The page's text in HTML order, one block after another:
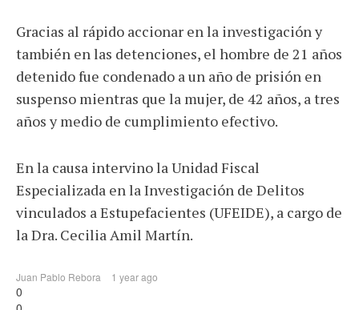
Gracias al rápido accionar en la investigación y
también en las detenciones, el hombre de 21 años
detenido fue condenado a un año de prisión en
suspenso mientras que la mujer, de 42 años, a tres
años y medio de cumplimiento efectivo.
En la causa intervino la Unidad Fiscal
Especializada en la Investigación de Delitos
vinculados a Estupefacientes (UFEIDE), a cargo de
la Dra. Cecilia Amil Martín.
Juan Pablo Rebora 1 year ago
0